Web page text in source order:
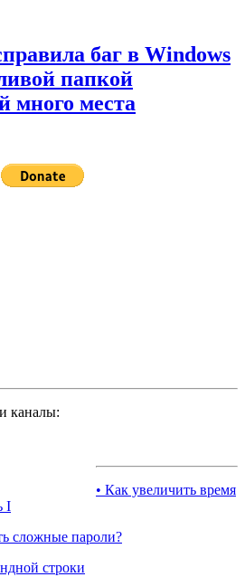
баг в Windows
папкой
много места
каналы:
• Как увеличить время
I
сложные пароли?
строки